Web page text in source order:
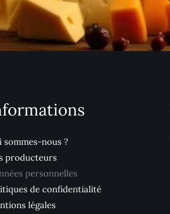
sommes-nous ?
producteurs
personnelles
de confidentialité
légales